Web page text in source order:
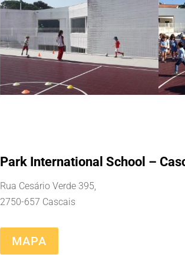
Park International School –
Rua Cesário Verde 395,
2750-657 Cascais
MAPA